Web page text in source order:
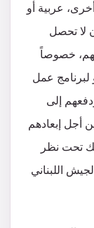
عربية أو
لا تحصل
خصوصاً
لبرنامج عمل
إلى
أجل إبعادهم
تحت نظر
اللبناني